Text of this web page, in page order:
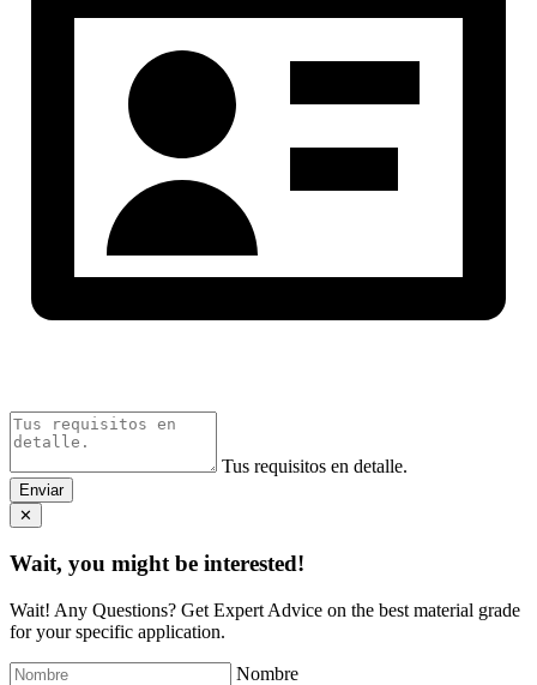
Tus requisitos en detalle.
Enviar
✕
Wait, you might be interested!
Wait! Any Questions? Get Expert Advice on the best material grade
for your specific application.
Nombre